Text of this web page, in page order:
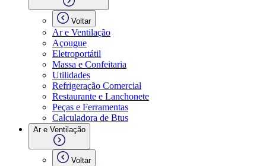
Voltar
Ar e Ventilação
Açougue
Eletroportátil
Massa e Confeitaria
Utilidades
Refrigeração Comercial
Restaurante e Lanchonete
Peças e Ferramentas
Calculadora de Btus
Ar e Ventilação
Voltar